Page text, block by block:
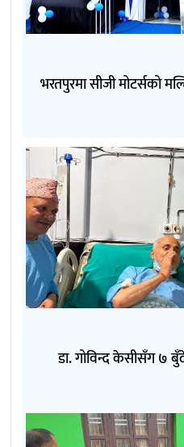
भरतपुरमा सीजी मोटर्सको
डा. गोविन्द केसीसँग ७